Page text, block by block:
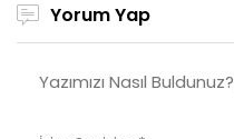
Yorum Yap
Yazımızı Nasıl Buldunuz?